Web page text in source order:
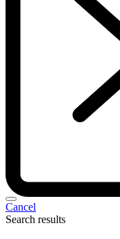
Cancel
Search results